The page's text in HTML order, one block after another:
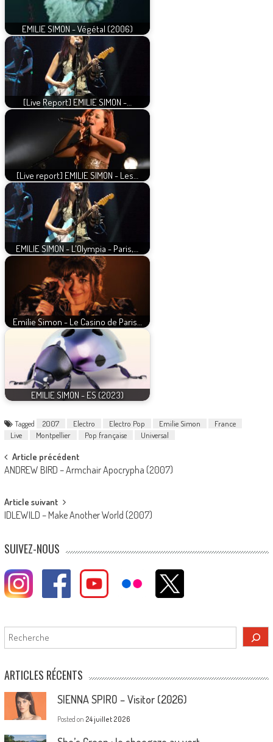
EMILIE SIMON - Végétal (2006)
[Live Report] EMILIE SIMON -…
[Live report] EMILIE SIMON - Les…
EMILIE SIMON - L'Olympia - Paris,…
Emilie Simon - Le Casino de Paris…
EMILIE SIMON - ES (2023)
Tagged 2007 Electro Electro Pop Emilie Simon
France
Live
Montpellier Pop française Universal
Post
navigation
Article précédent
ANDREW BIRD – Armchair Apocrypha (2007)
Article suivant
IDLEWILD – Make Another World (2007)
SUIVEZ-NOUS
Rechercher
ARTICLES RÉCENTS
SIENNA SPIRO – Visitor (2026)
Posted on 24 juillet 2026